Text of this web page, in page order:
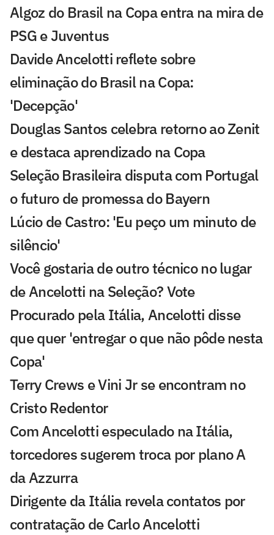
Algoz do Brasil na Copa entra na mira de
PSG e Juventus
Davide Ancelotti reflete sobre
eliminação do Brasil na Copa:
'Decepção'
Douglas Santos celebra retorno ao Zenit
e destaca aprendizado na Copa
Seleção Brasileira disputa com Portugal
o futuro de promessa do Bayern
Lúcio de Castro: 'Eu peço um minuto de
silêncio'
Você gostaria de outro técnico no lugar
de Ancelotti na Seleção? Vote
Procurado pela Itália, Ancelotti disse
que quer 'entregar o que não pôde nesta
Copa'
Terry Crews e Vini Jr se encontram no
Cristo Redentor
Com Ancelotti especulado na Itália,
torcedores sugerem troca por plano A
da Azzurra
Dirigente da Itália revela contatos por
contratação de Carlo Ancelotti